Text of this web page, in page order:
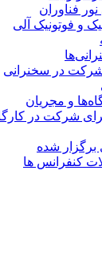
فناوران
و فوتونیک آلی
در سخنرانی
و مجریان
شرکت در کارگاه
شده
کنفرانس ها